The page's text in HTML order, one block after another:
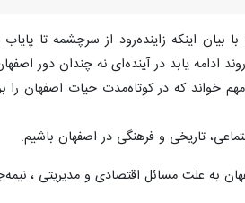
بیان اینکه زاینده‌رود از سرچشمه تا
ادامه یابد در آینده‌ای نه چندان دور
خواند که در کوتاه‌مدت حیات اصفهان را
تاریخی و فرهنگی در اصفهان باشیم.
به علت مسائل اقتصادی و مدیریتی ،